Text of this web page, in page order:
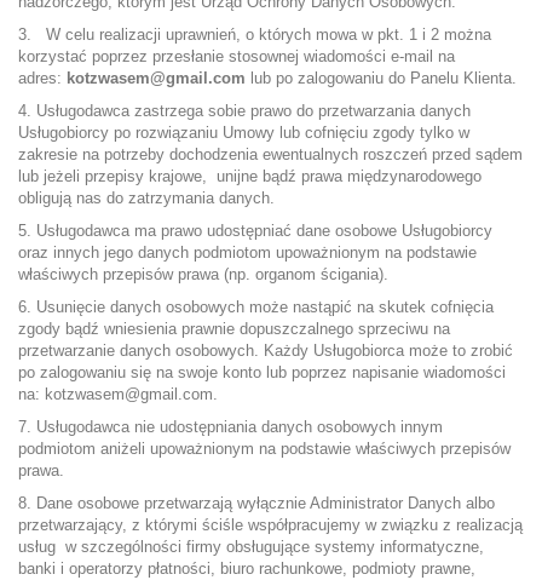
3. W celu realizacji uprawnień, o których mowa w pkt. 1 i 2 można
korzystać poprzez przesłanie stosownej wiadomości e-mail na
adres: kotzwasem@gmail.com lub po zalogowaniu do Panelu Klienta.
4. Usługodawca zastrzega sobie prawo do przetwarzania danych
Usługobiorcy po rozwiązaniu Umowy lub cofnięciu zgody tylko w
zakresie na potrzeby dochodzenia ewentualnych roszczeń przed sądem
lub jeżeli przepisy krajowe, unijne bądź prawa międzynarodowego
obligują nas do zatrzymania danych.
5. Usługodawca ma prawo udostępniać dane osobowe Usługobiorcy
oraz innych jego danych podmiotom upoważnionym na podstawie
właściwych przepisów prawa (np. organom ścigania).
6. Usunięcie danych osobowych może nastąpić na skutek cofnięcia
zgody bądź wniesienia prawnie dopuszczalnego sprzeciwu na
przetwarzanie danych osobowych. Każdy Usługobiorca może to zrobić
po zalogowaniu się na swoje konto lub poprzez napisanie wiadomości
na: kotzwasem@gmail.com.
7. Usługodawca nie udostępniania danych osobowych innym
podmiotom aniżeli upoważnionym na podstawie właściwych przepisów
prawa.
8. Dane osobowe przetwarzają wyłącznie Administrator Danych albo
przetwarzający, z którymi ściśle współpracujemy w związku z realizacją
usług w szczególności firmy obsługujące systemy informatyczne,
banki i operatorzy płatności, biuro rachunkowe, podmioty prawne,